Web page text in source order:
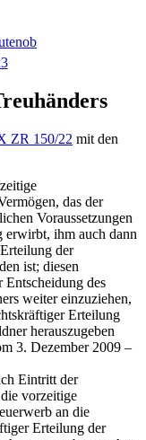
ZR 150/22 mit den
das der
Voraussetzungen
erwirbt, ihm auch dann
der
ist; diesen
Entscheidung des
weiter einzuziehen,
Erteilung
herauszugeben
3. Dezember 2009 –
Eintritt der
vorzeitige
an die
Erteilung der